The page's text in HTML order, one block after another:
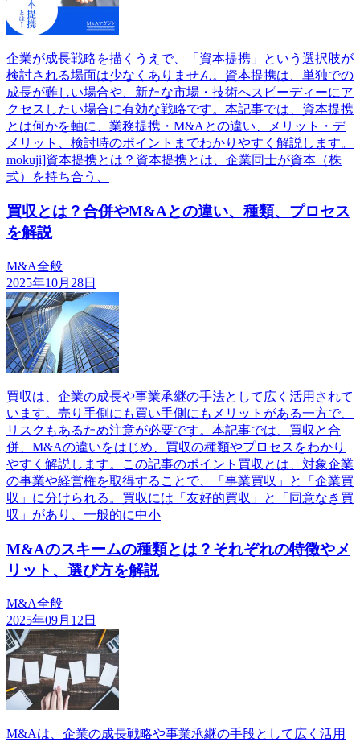
企業が成長戦略を描くうえで、「資本提携」という選択肢が
検討される場面は少なくありません。資本提携は、単独での
成長が難しい場合や、新たな市場・技術へスピーディーにア
クセスしたい場合に有効な戦略です。本記事では、資本提携
とは何かを軸に、業務提携・M&Aとの違い、メリット・デ
メリット、検討時のポイントまでわかりやすく解説します。
mokuji]資本提携とは？資本提携とは、企業同士が資本（株
式）を持ち合う、
買収とは？合併やM&Aとの違い、種類、プロセス
を解説
M&A全般
2025年10月28日
買収は、企業の成長や事業承継の手法として広く活用されて
います。売り手側にも買い手側にもメリットがある一方で、
リスクもあるため注意が必要です。本記事では、買収と合
併、M&Aの違いをはじめ、買収の種類やプロセスをわかり
やすく解説します。この記事のポイント買収とは、対象企業
の事業や経営権を取得することで、「事業買収」と「企業買
収」に分けられる。買収には「友好的買収」と「同意なき買
収」があり、一般的に中小
M&Aのスキームの種類とは？それぞれの特徴やメ
リット、選び方を解説
M&A全般
2025年09月12日
M&Aは、企業の成長戦略や事業承継の手段として広く活用